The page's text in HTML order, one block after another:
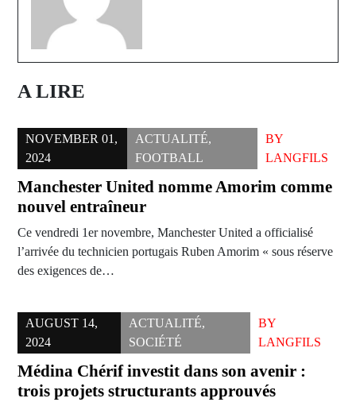
A LIRE
NOVEMBER 01,
2024
ACTUALITÉ,
FOOTBALL
BY
LANGFILS
Manchester United nomme Amorim comme
nouvel entraîneur
Ce vendredi 1er novembre, Manchester United a officialisé
l’arrivée du technicien portugais Ruben Amorim « sous réserve
des exigences de…
AUGUST 14,
2024
ACTUALITÉ,
SOCIÉTÉ
BY
LANGFILS
Médina Chérif investit dans son avenir :
trois projets structurants approuvés